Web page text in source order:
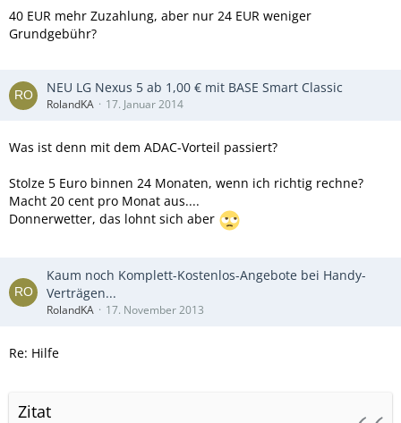
40 EUR mehr Zuzahlung, aber nur 24 EUR weniger
Grundgebühr?
NEU LG Nexus 5 ab 1,00 € mit BASE Smart Classic
RolandKA 17. Januar 2014
Was ist denn mit dem ADAC-Vorteil passiert?
Stolze 5 Euro binnen 24 Monaten, wenn ich richtig rechne?
Macht 20 cent pro Monat aus....
Donnerwetter, das lohnt sich aber
Kaum noch Komplett-Kostenlos-Angebote bei Handy-
Verträgen...
RolandKA 17. November 2013
Re: Hilfe
Zitat